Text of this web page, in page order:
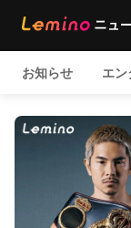
お知らせ エン